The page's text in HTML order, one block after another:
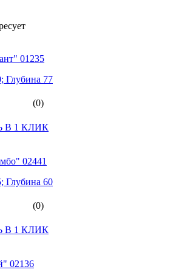
01235
Глубина 77
(0)
В 1 КЛИК
02441
Глубина 60
(0)
В 1 КЛИК
02136